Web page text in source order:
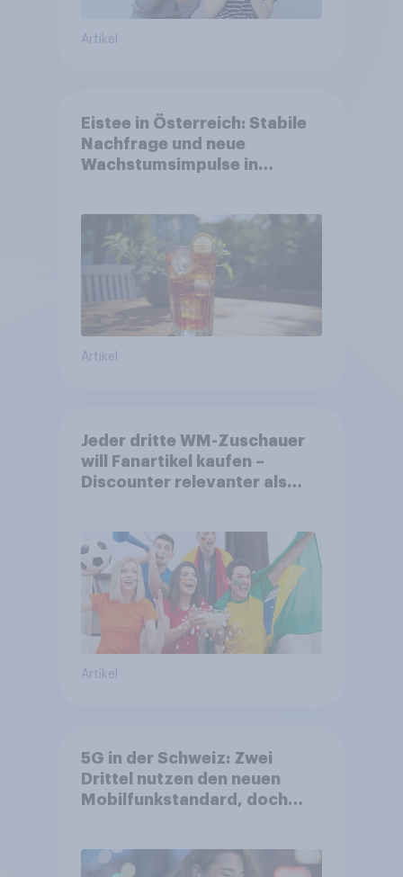
Artikel
Eistee in Österreich: Stabile
Nachfrage und neue
Wachstumsimpulse in
Artikel
Jeder dritte WM-Zuschauer
will Fanartikel kaufen –
Discounter relevanter als
Artikel
5G in der Schweiz: Zwei
Drittel nutzen den neuen
Mobilfunkstandard, doch